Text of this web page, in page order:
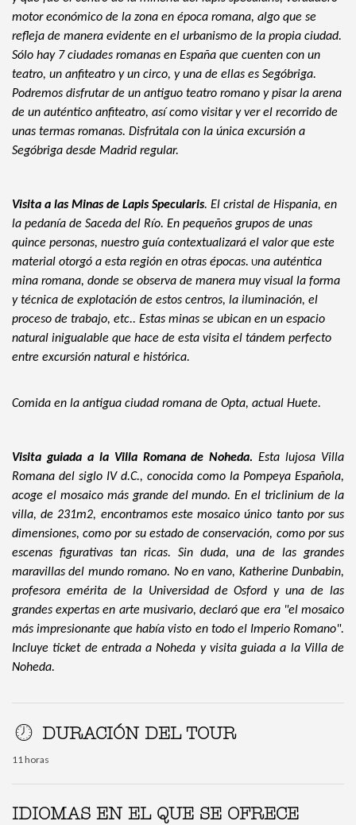
motor económico de la zona en época romana, algo que se
refleja de manera evidente en el urbanismo de la propia ciudad.
Sólo hay 7 ciudades romanas en España que cuenten con un
teatro, un anfiteatro y un circo, y una de ellas es Segóbriga.
Podremos disfrutar de un antiguo teatro romano y pisar la arena
de un auténtico anfiteatro, así como visitar y ver el recorrido de
unas termas romanas. Disfrútala con la única excursión a
Segóbriga desde Madrid regular.
Visita a las Minas de Lapis Specularis. El cristal de Hispania, en
la pedanía de Saceda del Río. En pequeños grupos de unas
quince personas, nuestro guía contextualizará el valor que este
material otorgó a esta región en otras épocas. Una auténtica
mina romana, donde se observa de manera muy visual la forma
y técnica de explotación de estos centros, la iluminación, el
proceso de trabajo, etc.. Estas minas se ubican en un espacio
natural inigualable que hace de esta visita el tándem perfecto
entre excursión natural e histórica.
Comida en la antigua ciudad romana de Opta, actual Huete.
Visita guiada a la Villa Romana de Noheda.Esta lujosa Villa
Romana del siglo IV d.C., conocida como la Pompeya Española,
acoge el mosaico más grande del mundo. En el triclinium de la
villa, de 231m2, encontramos este mosaico único tanto por sus
dimensiones, como por su estado de conservación, como por sus
escenas figurativas tan ricas. Sin duda, una de las grandes
maravillas del mundo romano. No en vano, Katherine Dunbabin,
profesora emérita de la Universidad de Osford y una de las
grandes expertas en arte musivario, declaró que era "el mosaico
más impresionante que había visto en todo el Imperio Romano".
Incluye ticket de entrada a Noheda y visita guiada a la Villa de
Noheda.
DURACIÓN DEL TOUR
11 horas
IDIOMAS EN EL QUE SE OFRECE